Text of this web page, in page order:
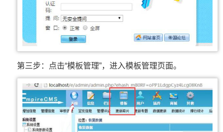
第三步：点击“模板管理”，进入模板管理页面。